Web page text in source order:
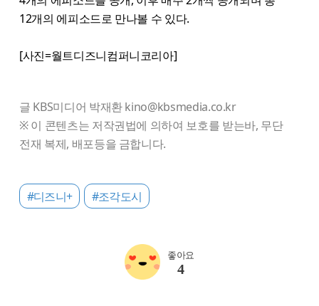
12개의 에피소드로 만나볼 수 있다.
[사진=월트디즈니컴퍼니코리아]
글 KBS미디어 박재환 kino@kbsmedia.co.kr
※ 이 콘텐츠는 저작권법에 의하여 보호를 받는바, 무단
전재 복제, 배포등을 금합니다.
#디즈니+ #조각도시
좋아요
4